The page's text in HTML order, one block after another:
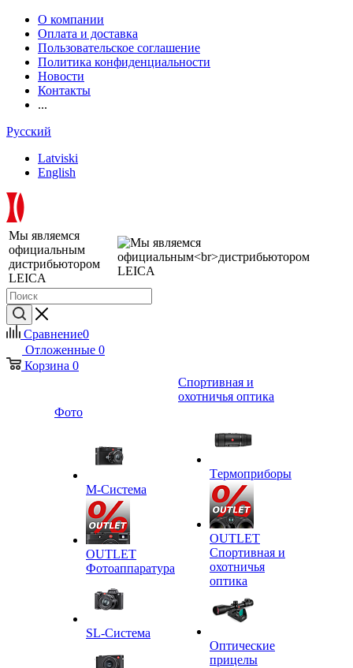
О компании
Оплата и доставка
Пользовательское соглашение
Политика конфиденциальности
Новости
Контакты
...
Русский
Latviski
English
Мы являемся
официальным
дистрибьютором
LEICA
Сравнение0
Отложенные 0
Корзина 0
Фото
M-Система
OUTLET
Фотоаппаратура
SL-Система
Спортивная и
охотничья оптика
Tермоприборы
OUTLET
Спортивная и
охотничья
оптика
Оптические
прицелы